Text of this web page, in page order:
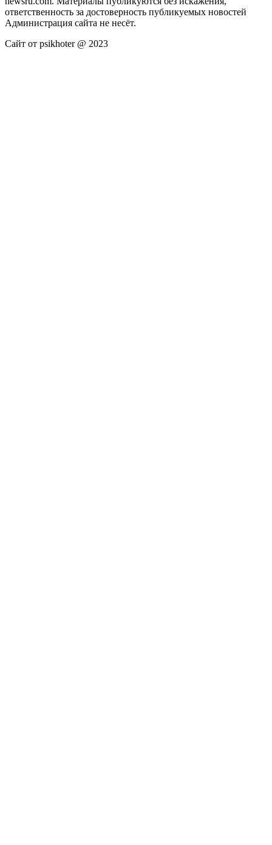
ответственность за достоверность публикуемых новостей
Администрация сайта не несёт.
Сайт от psikhoter @ 2023